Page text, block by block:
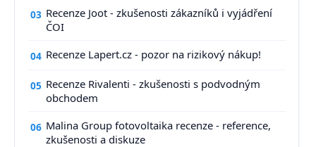
03 Recenze Joot - zkušenosti zákazníků i vyjádření
ČOI
04 Recenze Lapert.cz - pozor na rizikový nákup!
05 Recenze Rivalenti - zkušenosti s podvodným
obchodem
06 Malina Group fotovoltaika recenze - reference,
zkušenosti a diskuze